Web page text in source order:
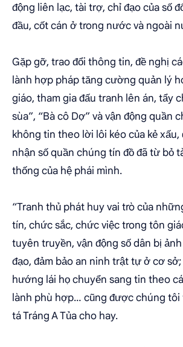
động liên lạc, tài trợ, chỉ đạo của số
đầu, cốt cán ở trong nước và ngoài
Gặp gỡ, trao đổi thông tin, đề nghị
lành hợp pháp tăng cường quản lý
giáo, tham gia đấu tranh lên án, tẩy
sùa”, “Bà cô Dợ” và vận động quần
không tin theo lời lôi kéo của kẻ
nhận số quần chúng tín đồ đã từ bỏ
thống của hệ phái mình.
“Tranh thủ phát huy vai trò của
tín, chức sắc, chức việc trong tôn
tuyên truyền, vận động số dân bị
đạo, đảm bảo an ninh trật tự ở cơ
hướng lái họ chuyển sang tin theo
lành phù hợp… cũng được chúng tôi
tá Tráng A Tủa cho hay.